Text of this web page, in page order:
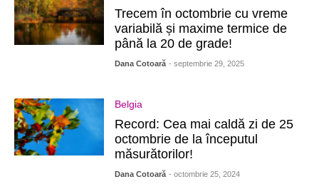
Trecem în octombrie cu vreme
variabilă și maxime termice de
până la 20 de grade!
Dana Cotoară - septembrie 29, 2025
Belgia
Record: Cea mai caldă zi de 25
octombrie de la începutul
măsurătorilor!
Dana Cotoară - octombrie 25, 2024